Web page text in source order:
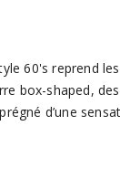
60's reprend
box-shaped,
d’une